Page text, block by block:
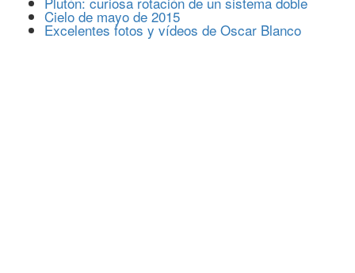
Cielo de mayo de 2015
Excelentes fotos y vídeos de Oscar Blanco